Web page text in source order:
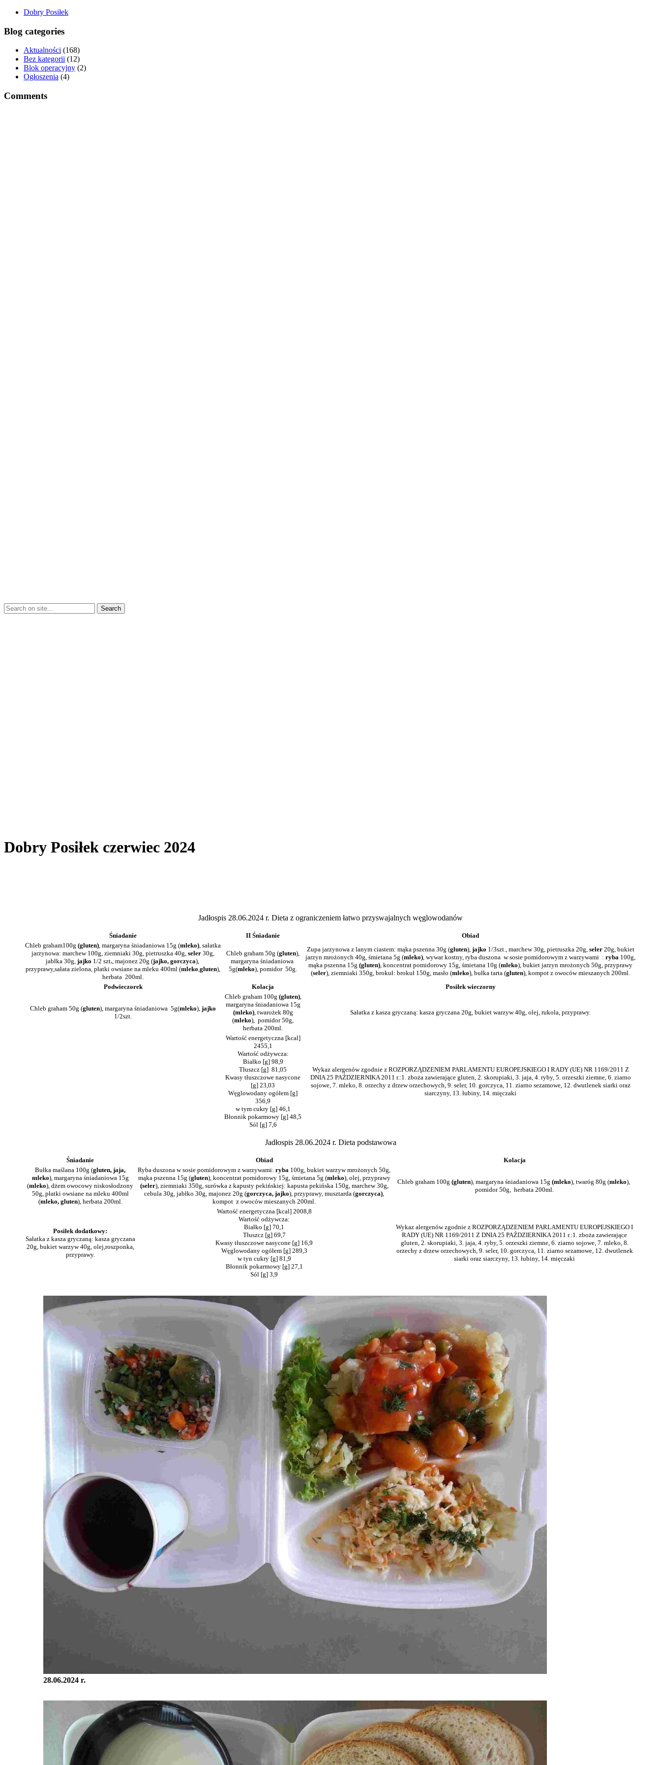
Dobry Posiłek
Blog categories
Aktualności (168)
Bez kategorii (12)
Blok operacyjny (2)
Ogłoszenia (4)
Comments
Dobry Posiłek czerwiec 2024
Jadłospis 28.06.2024 r. Dieta z ograniczeniem łatwo przyswajalnych węglowodanów
Śniadanie II Śniadanie
Obiad
Chleb graham100g (gluten), margaryna śniadaniowa 15g (mleko), sałatka
jarzynowa: marchew 100g, ziemniaki 30g, pietruszka 40g, seler 30g,
jabłka 30g, jajko 1/2 szt., majonez 20g (jajko, gorczyca),
przyprawy,sałata zielona, płatki owsiane na mleku 400ml (mleko,gluten),
herbata 200ml.
Chleb graham 50g (gluten),
margaryna śniadaniowa
5g(mleko), pomidor 50g.
Zupa jarzynowa z lanym ciastem: mąka pszenna 30g (gluten), jajko 1/3szt., marchew 30g, pietruszka 20g, seler20g, bukiet
jarzyn mrożonych 40g, śmietana 5g (mleko), wywar kostny, ryba duszona w sosie pomidorowym z warzywami : ryba 100g,
mąka pszenna 15g (gluten), koncentrat pomidorowy 15g, śmietana 10g (mleko), bukiet jarzyn mrożonych 50g, przyprawy
(seler), ziemniaki 350g, brokuł: brokuł 150g, masło (mleko), bułka tarta (gluten), kompot z owoców mieszanych 200ml.
Podwieczorek
Kolacja Posiłek wieczorny
Chleb graham 50g (gluten), margaryna śniadaniowa 5g(mleko), jajko
1/2szt.
Chleb graham 100g (gluten),
margaryna śniadaniowa 15g
(mleko), twarożek 80g
(mleko), pomidor 50g,
herbata 200ml.
Sałatka z kasza gryczaną: kasza gryczana 20g, bukiet warzyw 40g, olej, rukola, przyprawy.
Wartość energetyczna [kcal]
2455,1
Wartość odżywcza:
Białko [g] 98,9
Tłuszcz [g] 81,05
Kwasy tłuszczowe nasycone
[g] 23,03
Węglowodany ogółem [g]
356,9
w tym cukry [g] 46,1
Błonnik pokarmowy [g] 48,5
Sól [g] 7,6
Wykaz alergenów zgodnie z ROZPORZĄDZENIEM PARLAMENTU EUROPEJSKIEGO I RADY (UE) NR 1169/2011 Z
DNIA 25 PAŹDZIERNIKA 2011 r.:1. zboża zawierające gluten, 2. skorupiaki, 3. jaja, 4. ryby, 5. orzeszki ziemne, 6. ziarno
sojowe, 7. mleko, 8. orzechy z drzew orzechowych, 9. seler, 10. gorczyca, 11. ziarno sezamowe, 12. dwutlenek siarki oraz
siarczyny, 13. łubiny, 14. mięczaki
Jadłospis 28.06.2024 r. Dieta podstawowa
Śniadanie Obiad
Kolacja
Bułka maślana 100g (gluten, jaja,
mleko), margaryna śniadaniowa 15g
(mleko), dżem owocowy niskosłodzony
50g, płatki owsiane na mleku 400ml
(mleko, gluten), herbata 200ml.
Ryba duszona w sosie pomidorowym z warzywami: ryba 100g, bukiet warzyw mrożonych 50g,
mąka pszenna 15g (gluten), koncentrat pomidorowy 15g, śmietana 5g (mleko), olej, przyprawy
(seler), ziemniaki 350g, surówka z kapusty pekińskiej: kapusta pekińska 150g, marchew 30g,
cebula 30g, jabłko 30g, majonez 20g (gorczyca, jajko), przyprawy, musztarda (gorczyca),
kompot z owoców mieszanych 200ml.
Chleb graham 100g (gluten), margaryna śniadaniowa 15g (mleko), twaróg 80g (mleko),
pomidor 50g, herbata 200ml.
Posiłek dodatkowy:
Sałatka z kasza gryczaną: kasza gryczana
20g, bukiet warzyw 40g, olej,roszponka,
przyprawy.
Wartość energetyczna [kcal] 2008,8
Wartość odżywcza:
Białko [g] 70,1
Tłuszcz [g] 69,7
Kwasy tłuszczowe nasycone [g] 16,9
Węglowodany ogółem [g] 289,3
w tyn cukry [g] 81,9
Błonnik pokarmowy [g] 27,1
Sól [g] 3,9
Wykaz alergenów zgodnie z ROZPORZĄDZENIEM PARLAMENTU EUROPEJSKIEGO I
RADY (UE) NR 1169/2011 Z DNIA 25 PAŹDZIERNIKA 2011 r.:1. zboża zawierające
gluten, 2. skorupiaki, 3. jaja, 4. ryby, 5. orzeszki ziemne, 6. ziarno sojowe, 7. mleko, 8.
orzechy z drzew orzechowych, 9. seler, 10. gorczyca, 11. ziarno sezamowe, 12. dwutlenek
siarki oraz siarczyny, 13. łubiny, 14. mięczaki
28.06.2024 r.